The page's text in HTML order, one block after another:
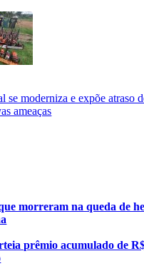
se moderniza e expõe atraso
ameaças
morreram na queda de
prêmio acumulado de